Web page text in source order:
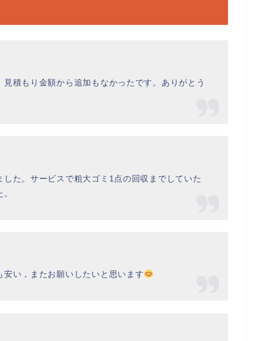
積もり金額から追加もなかったです。ありがとう
た。サービスで粗大ゴミ1点の回収までしていた
い，またお願いしたいと思います